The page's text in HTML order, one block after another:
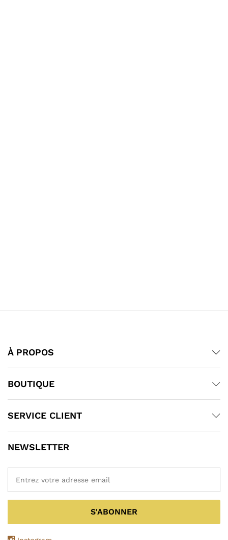
À PROPOS
BOUTIQUE
SERVICE CLIENT
NEWSLETTER